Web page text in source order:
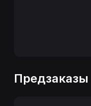
Предзаказы